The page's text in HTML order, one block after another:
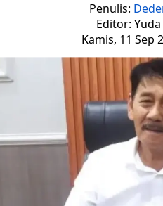
Penulis:
Editor:
Kamis, 11 Sep